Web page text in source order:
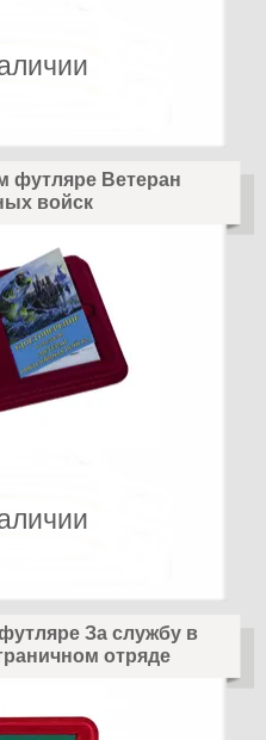
футляре Ветеран
войск
За службу в
отряде